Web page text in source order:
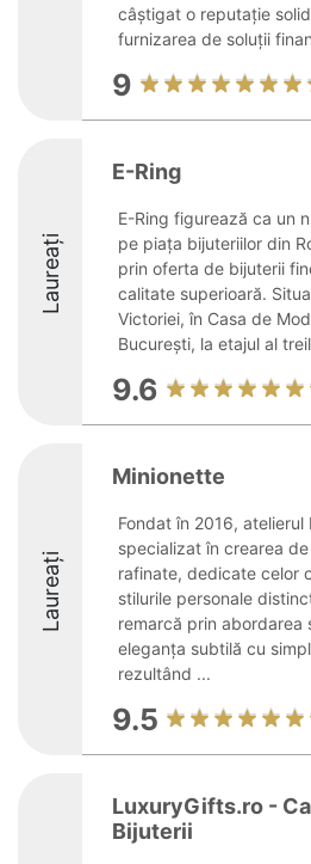
câștigat o reputație
furnizarea de soluții
9
Laureați
E-Ring
E-Ring figurează ca un
pe piața bijuteriilor din
prin oferta de bijuterii
calitate superioară.
Victoriei, în Casa de
București, la etajul al
9.6
Laureați
Minionette
Fondat în 2016, atelierul
specializat în crearea
rafinate, dedicate celor
stilurile personale
remarcă prin abordarea
eleganţa subtilă cu
rezultând ...
9.5
LuxuryGifts.ro -
Bijuterii